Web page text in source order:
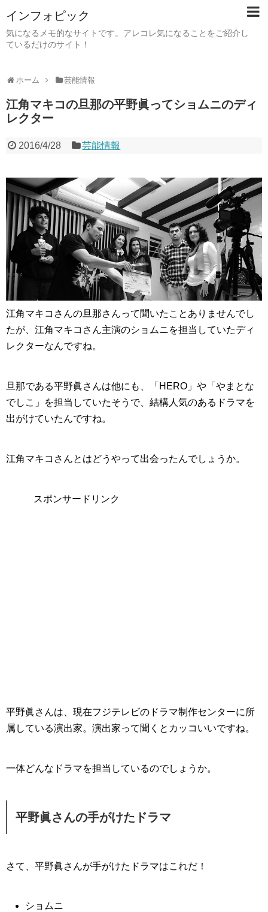
インフォピック
気になるメモ的なサイトです。アレコレ気になることをご紹介し
ているだけのサイト！
ホーム 芸能情報
江角マキコの旦那の平野眞ってショムニのディ
レクター
2016/4/28 芸能情報
江角マキコさんの旦那さんって聞いたことありませんでし
たが、江角マキコさん主演のショムニを担当していたディ
レクターなんですね。
旦那である平野眞さんは他にも、「HERO」や「やまとな
でしこ」を担当していたそうで、結構人気のあるドラマを
出がけていたんですね。
江角マキコさんとはどうやって出会ったんでしょうか。
スポンサードリンク
平野眞さんは、現在フジテレビの ドラマ制作センターに所
属している演出家。演出家って聞くとカッコいいですね。
一体どんなドラマを担当しているのでしょうか。
平野眞さんの手がけたドラマ
さて、平野眞さんが手がけたドラマはこれだ！
ショムニ